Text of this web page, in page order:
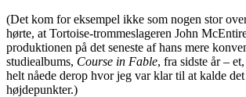
(Det kom for eksempel ikke som nogen stor
hørte, at Tortoise-trommeslageren John
produktionen på det seneste af hans mere
studiealbums, Course in Fable, fra sidste år –
helt nåede derop hvor jeg var klar til at kalde
højdepunkter.)